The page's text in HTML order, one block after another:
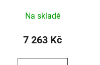
Na skladě
7 263 Kč